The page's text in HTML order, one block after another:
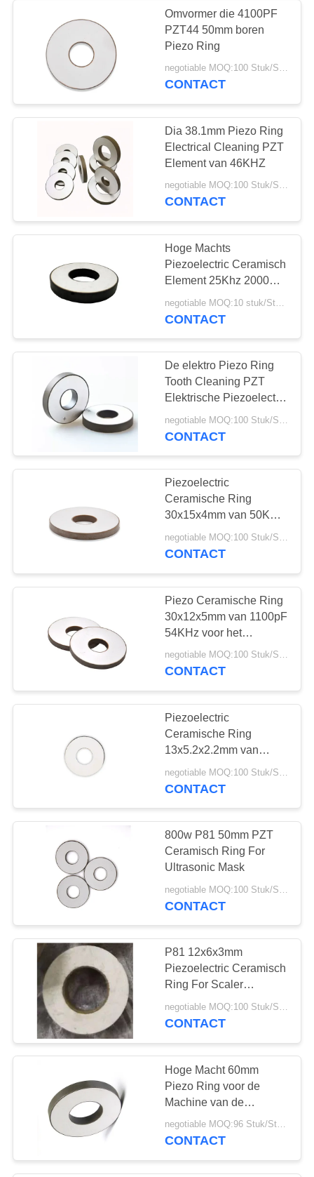
Omvormer die 4100PF
PZT44 50mm boren
Piezo Ring
negotiable MOQ:100 Stuk/Stukken
CONTACT
Dia 38.1mm Piezo Ring
Electrical Cleaning PZT
Element van 46KHZ
negotiable MOQ:100 Stuk/Stukken
CONTACT
Hoge Machts
Piezoelectric Ceramisch
Element 25Khz 2000PF
voor Lassenmachine
CONTACT
De elektro Piezo Ring
Tooth Cleaning PZT
Elektrische Piezoelectric
Ceramische Ring van
45KHZ
negotiable MOQ:100 Stuk/Stukken
CONTACT
Piezoelectric
Ceramische Ring
30x15x4mm van 50KHz
1250pF
negotiable MOQ:100 Stuk/Stukken
CONTACT
Piezo Ceramische Ring
30x12x5mm van 1100pF
54KHz voor het
Schoonmaken van
Omvormer
negotiable MOQ:100 Stuk/Stukken
CONTACT
Piezoelectric
Ceramische Ring
13x5.2x2.2mm van
PZT81 380pF 127KHz
CONTACT
800w P81 50mm PZT
Ceramisch Ring For
Ultrasonic Mask
negotiable MOQ:100 Stuk/Stukken
CONTACT
P81 12x6x3mm
Piezoelectric Ceramisch
Ring For Scaler
Transducer
negotiable MOQ:100 Stuk/Stukken
CONTACT
Hoge Macht 60mm
Piezo Ring voor de
Machine van de
Ultrasoon Lassenboring
negotiable MOQ:96 Stuk/Stukken
CONTACT